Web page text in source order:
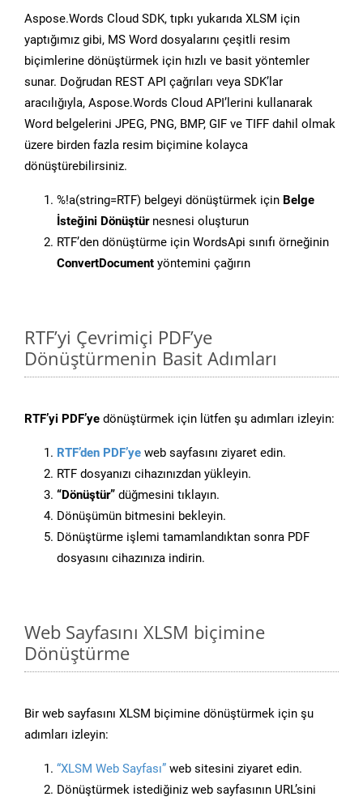
Aspose.Words Cloud SDK, tıpkı yukarıda XLSM için
yaptığımız gibi, MS Word dosyalarını çeşitli resim
biçimlerine dönüştürmek için hızlı ve basit yöntemler
sunar. Doğrudan REST API çağrıları veya SDK’lar
aracılığıyla, Aspose.Words Cloud API’lerini kullanarak
Word belgelerini JPEG, PNG, BMP, GIF ve TIFF dahil olmak
üzere birden fazla resim biçimine kolayca
dönüştürebilirsiniz.
%!a(string=RTF) belgeyi dönüştürmek için Belge
İsteğini Dönüştürnesnesi oluşturun
RTF’den dönüştürme için WordsApi sınıfı örneğinin
ConvertDocument yöntemini çağırın
RTF’yi Çevrimiçi PDF’ye
Dönüştürmenin Basit Adımları
RTF’yi PDF’ye dönüştürmek için lütfen şu adımları izleyin:
RTF’den PDF’ye web sayfasını ziyaret edin.
RTF dosyanızı cihazınızdan yükleyin.
“Dönüştür” düğmesini tıklayın.
Dönüşümün bitmesini bekleyin.
Dönüştürme işlemi tamamlandıktan sonra PDF
dosyasını cihazınıza indirin.
Web Sayfasını XLSM biçimine
Dönüştürme
Bir web sayfasını XLSM biçimine dönüştürmek için şu
adımları izleyin:
“XLSM Web Sayfası” web sitesini ziyaret edin.
Dönüştürmek istediğiniz web sayfasının URL’sini